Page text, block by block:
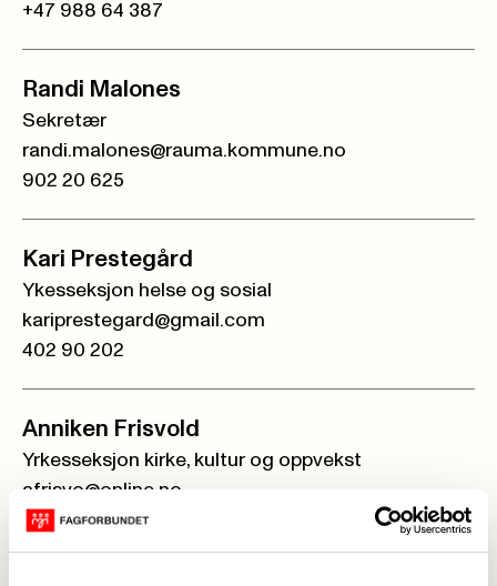
+47 988 64 387
Randi Malones
Sekretær
randi.malones@rauma.kommune.no
902 20 625
Kari Prestegård
Ykesseksjon helse og sosial
kariprestegard@gmail.com
402 90 202
Anniken Frisvold
Yrkesseksjon kirke, kultur og oppvekst
afrisvo@online.no
402 38 731